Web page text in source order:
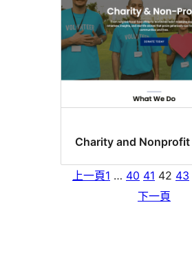
Charity and Nonprofit
上一頁1 … 40 41 42 43
下一頁